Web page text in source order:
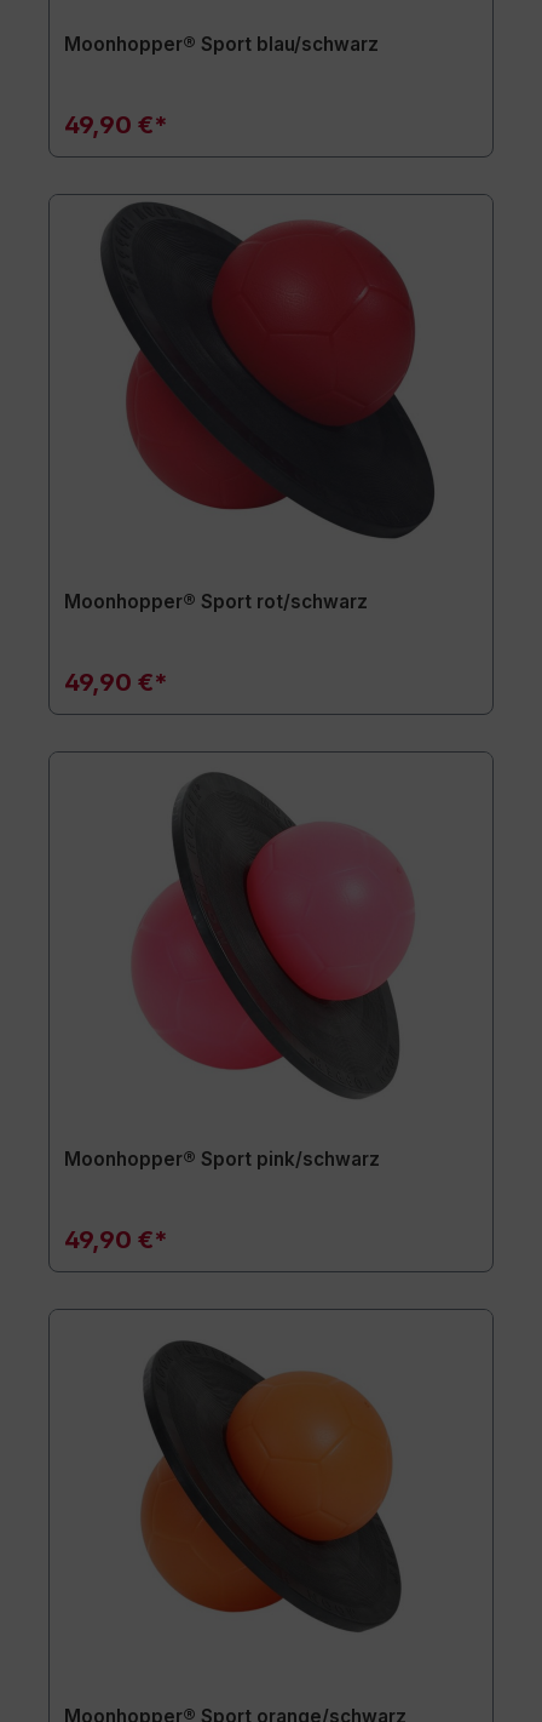
Moonhopper® Sport blau/schwarz
49,90 €*
Moonhopper® Sport rot/schwarz
49,90 €*
Moonhopper® Sport pink/schwarz
49,90 €*
Moonhopper® Sport orange/schwarz